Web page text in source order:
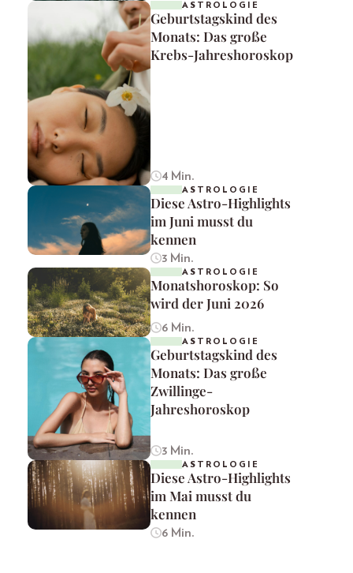
ASTROLOGIE
Geburtstagskind des
Monats: Das große
Krebs-Jahreshoroskop
4 Min.
ASTROLOGIE
Diese Astro-Highlights
im Juni musst du
kennen
3 Min.
ASTROLOGIE
Monatshoroskop: So
wird der Juni 2026
6 Min.
ASTROLOGIE
Geburtstagskind des
Monats: Das große
Zwillinge-
Jahreshoroskop
3 Min.
ASTROLOGIE
Diese Astro-Highlights
im Mai musst du
kennen
6 Min.